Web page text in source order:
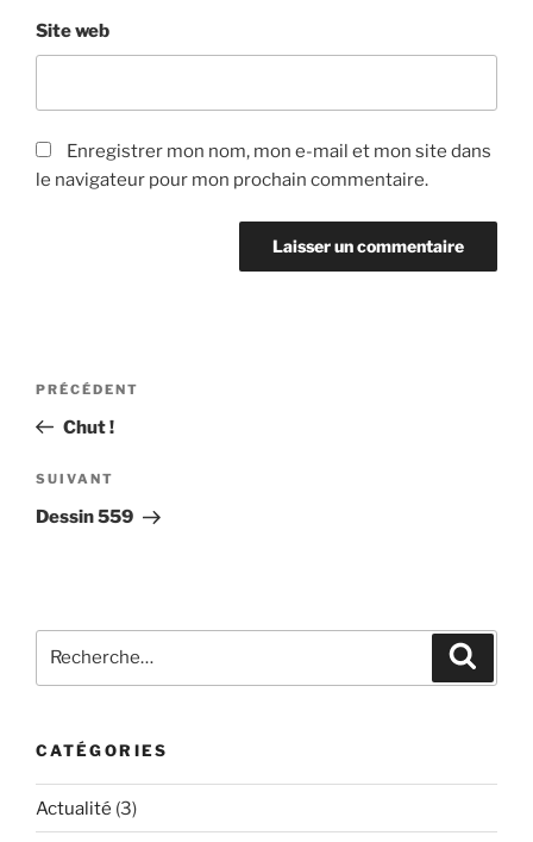
Site web
Enregistrer mon nom, mon e-mail et mon site dans
le navigateur pour mon prochain commentaire.
Navigation
l’article
Article
précédent
PRÉCÉDENT
Chut !
Article
suivant
SUIVANT
Dessin 559
pour
CATÉGORIES
Actualité (3)